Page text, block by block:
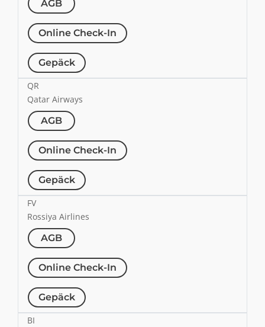
AGB
Online Check-In
Gepäck
QR
Qatar Airways
AGB
Online Check-In
Gepäck
FV
Rossiya Airlines
AGB
Online Check-In
Gepäck
BI